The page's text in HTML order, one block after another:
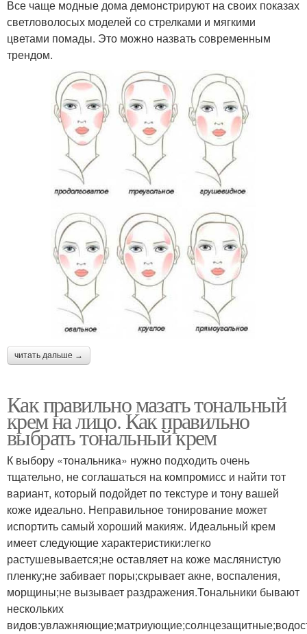
Все чаще модные дома демонстрируют на своих показах
светловолосых моделей со стрелками и мягкими
цветами помады. Это можно назвать современным
трендом.
читать дальше →
Как правильно мазать тональный
крем на лицо. Как правильно
выбрать тональный крем
К выбору «тональника» нужно подходить очень
тщательно, не соглашаться на компромисс и найти тот
вариант, который подойдет по текстуре и тону вашей
коже идеально. Неправильное тонирование может
испортить самый хороший макияж. Идеальный крем
имеет следующие характеристики:легко
растушевывается;не оставляет на коже маслянистую
пленку;не забивает поры;скрывает акне, воспаления,
морщины;не вызывает раздражения.Тональники бывают
нескольких